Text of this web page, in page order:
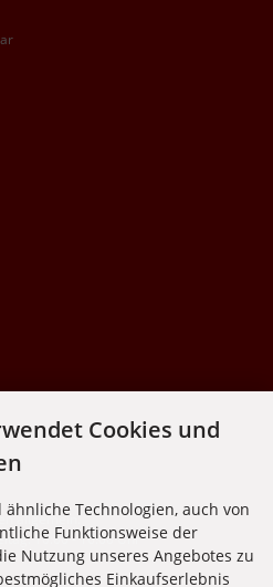
allgemein:
10:00 - 16:00 Uhr
Cookies und
Technologien, auch von
Funktionsweise der
Nutzung unseres Angebotes zu
Einkaufserlebnis